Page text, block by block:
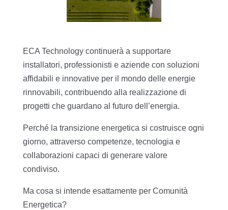
ECA Technology continuerà a supportare
installatori, professionisti e aziende con soluzioni
affidabili e innovative per il mondo delle energie
rinnovabili, contribuendo alla realizzazione di
progetti che guardano al futuro dell’energia.
Perché la transizione energetica si costruisce ogni
giorno, attraverso competenze, tecnologia e
collaborazioni capaci di generare valore
condiviso.
Ma cosa si intende esattamente per Comunità
Energetica?